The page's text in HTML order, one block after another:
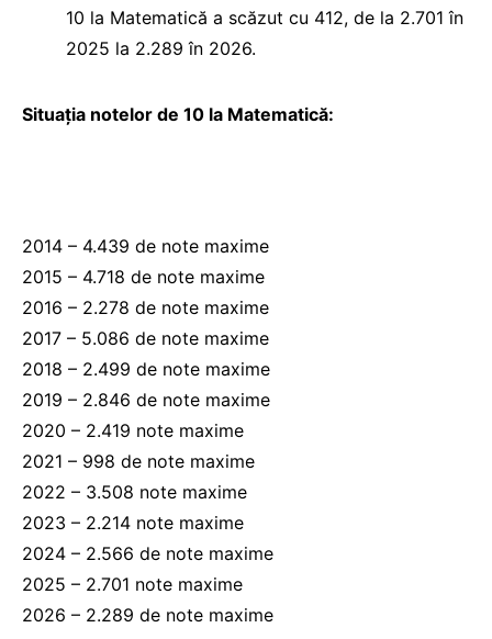
10 la Matematică a scăzut cu 412, de la 2.701 în
2025 la 2.289 în 2026.
Situația notelor de 10 la Matematică:
2014 – 4.439 de note maxime
2015 – 4.718 de note maxime
2016 – 2.278 de note maxime
2017 – 5.086 de note maxime
2018 – 2.499 de note maxime
2019 – 2.846 de note maxime
2020 – 2.419 note maxime
2021 – 998 de note maxime
2022 – 3.508 note maxime
2023 – 2.214 note maxime
2024 – 2.566 de note maxime
2025 – 2.701 note maxime
2026 – 2.289 de note maxime